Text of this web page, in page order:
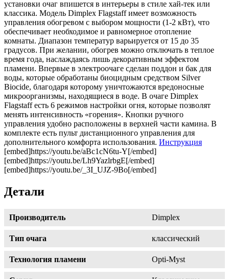
установки очаг впишется в интерьеры в стиле хай-тек или
классика. Модель Dimplex Flagstaff имеет возможность
управления обогревом с выбором мощности (1-2 кВт), что
обеспечивает необходимое и равномерное отопление
комнаты. Диапазон температур варьируется от 15 до 35
градусов. При желании, обогрев можно отключать в теплое
время года, наслаждаясь лишь декоративным эффектом
пламени. Впервые в электроочаге сделан поддон и бак для
воды, которые обработаны биоцидным средством Silver
Biocide, благодаря которому уничтожаются вредоносные
микроорганизмы, находящиеся в воде. В очаге Dimplex
Flagstaff есть 6 режимов настройки огня, которые позволят
менять интенсивность «горения». Кнопки ручного
управления удобно расположены в верхней части камина. В
комплекте есть пульт дистанционного управления для
дополнительного комфорта использования. Инструкция
[embed]https://youtu.be/aBc1cN6tu-Y[/embed]
[embed]https://youtu.be/Lh9YazlrbgE[/embed]
[embed]https://youtu.be/_3I_UJZ-9Bo[/embed]
Детали
Производитель Dimplex
Тип очага классический
Технология пламени Opti-Myst